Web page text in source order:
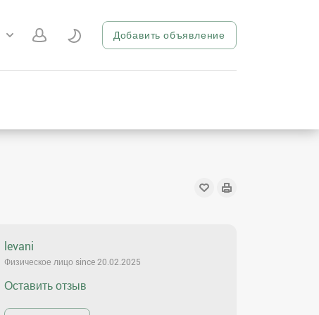
Добавить объявление
levani
Физическое лицо since 20.02.2025
Оставить отзыв